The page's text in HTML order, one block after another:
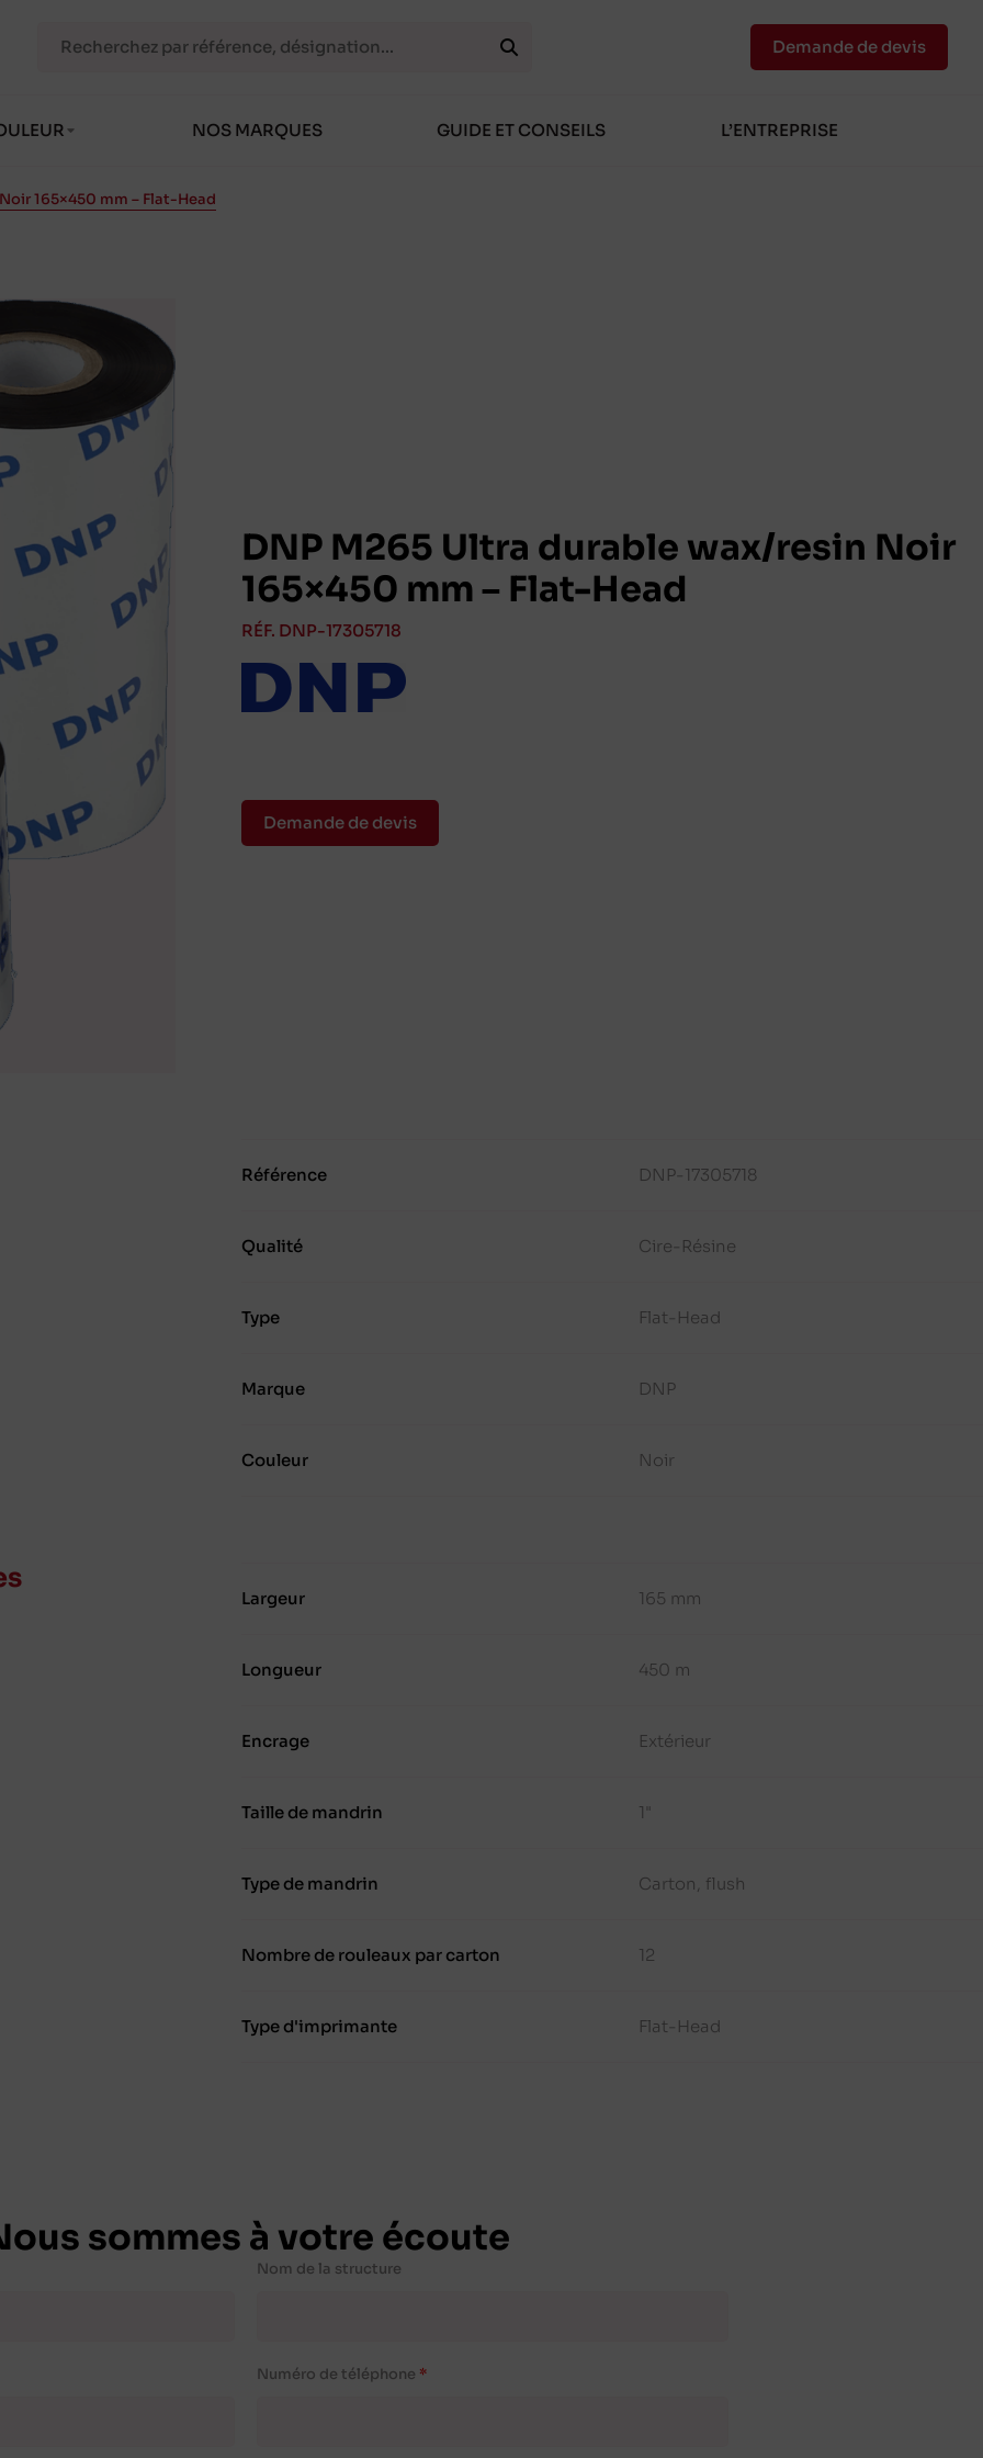
NOS MARQUES GUIDE ET CONSEILS L’ENTREPRISE
Demande de devis
165×450 mm – Flat-Head
DNP M265 Ultra durable wax/resin Noir
165×450 mm – Flat-Head
RÉF. DNP-17305718
Demande de devis
Référence DNP-17305718
Qualité Cire-Résine
Type Flat-Head
Marque DNP
Couleur Noir
Largeur 165 mm
Longueur 450 m
Encrage Extérieur
Taille de mandrin 1"
Type de mandrin Carton, flush
Nombre de rouleaux par carton 12
Type d'imprimante Flat-Head
sommes à votre écoute
Nom de la structure
Numéro de téléphone